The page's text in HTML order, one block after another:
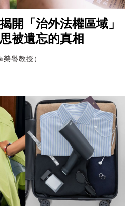
開「治外法權區域」
被遺忘的真相
譽教授）